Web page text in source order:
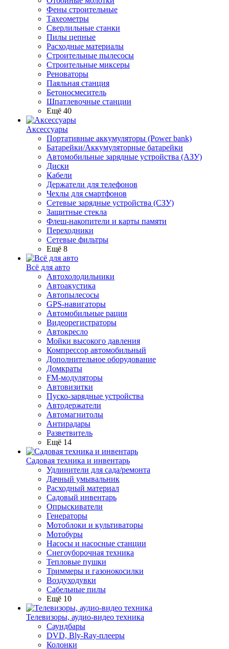
Фены строительные
Тахеометры
Сверлильные станки
Пилы цепные
Расходные материалы
Строительные пылесосы
Строительные миксеры
Реноваторы
Паяльная станция
Бетоносмеситель
Шпатлевочные станции
Ещё 40
Аксессуары
Портативные аккумуляторы (Power bank)
Батарейки/Аккумуляторные батарейки
Автомобильные зарядные устройства (АЗУ)
Диски
Кабели
Держатели для телефонов
Чехлы для смартфонов
Сетевые зарядные устройства (СЗУ)
Защитные стекла
Флеш-накопители и карты памяти
Переходники
Сетевые фильтры
Ещё 8
Всё для авто
Автохолодильники
Автоакустика
Автопылесосы
GPS-навигаторы
Автомобильные рации
Видеорегистраторы
Автокресло
Мойки высокого давления
Компрессор автомобильный
Дополнительное оборудование
Домкраты
FM-модуляторы
Автовизитки
Пуско-зарядные устройства
Автодержатели
Автомагнитолы
Антирадары
Разветвитель
Ещё 14
Садовая техника и инвентарь
Удлинители для сада/ремонта
Дачный умывальник
Расходный материал
Садовый инвентарь
Опрыскиватели
Генераторы
Мотоблоки и культиваторы
Мотобуры
Насосы и насосные станции
Снегоуборочная техника
Тепловые пушки
Триммеры и газонокосилки
Воздуходувки
Сабельные пилы
Ещё 10
Телевизоры, аудио-видео техника
Саундбары
DVD, Bly-Ray-плееры
Колонки